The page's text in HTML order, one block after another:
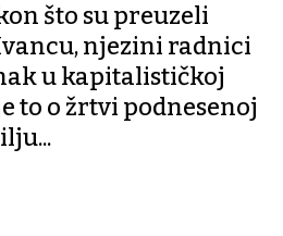
što su preuzeli
njezini radnici
u kapitalističkoj
to o žrtvi podnesenoj